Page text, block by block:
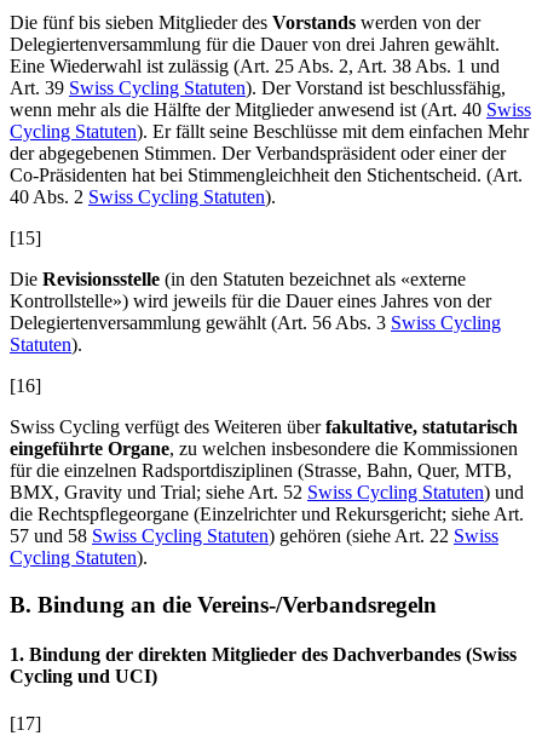
Die fünf bis sieben Mitglieder des Vorstands werden von der
Delegiertenversammlung für die Dauer von drei Jahren gewählt.
Eine Wiederwahl ist zulässig (Art. 25 Abs. 2, Art. 38 Abs. 1 und
Art. 39 Swiss Cycling Statuten). Der Vorstand ist beschlussfähig,
wenn mehr als die Hälfte der Mitglieder anwesend ist (Art. 40 Swiss
Cycling Statuten). Er fällt seine Beschlüsse mit dem einfachen Mehr
der abgegebenen Stimmen. Der Verbandspräsident oder einer der
Co-Präsidenten hat bei Stimmengleichheit den Stichentscheid. (Art.
40 Abs. 2 Swiss Cycling Statuten).
[15]
Die Revisionsstelle (in den Statuten bezeichnet als «externe
Kontrollstelle») wird jeweils für die Dauer eines Jahres von der
Delegiertenversammlung gewählt (Art. 56 Abs. 3 Swiss Cycling
Statuten).
[16]
Swiss Cycling verfügt des Weiteren überfakultative, statutarisch
eingeführte Organe, zu welchen insbesondere die Kommissionen
für die einzelnen Radsportdisziplinen (Strasse, Bahn, Quer, MTB,
BMX, Gravity und Trial; siehe Art. 52 Swiss Cycling Statuten) und
die Rechtspflegeorgane (Einzelrichter und Rekursgericht; siehe Art.
57 und 58 Swiss Cycling Statuten) gehören (siehe Art. 22 Swiss
Cycling Statuten).
B. Bindung an die Vereins-/Verbandsregeln
1. Bindung der direkten Mitglieder des Dachverbandes (Swiss
Cycling und UCI)
[17]